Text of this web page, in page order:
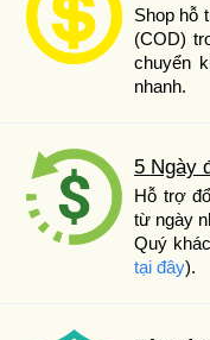
Shop hỗ
(COD)
chuyển
nhanh.
5 Ngày
Hỗ trợ
từ ngày
Quý
tại đây).